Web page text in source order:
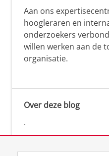
Aan ons
hoogleraren en
onderzoekers
willen werken aan de
organisatie.
Over deze blog
.